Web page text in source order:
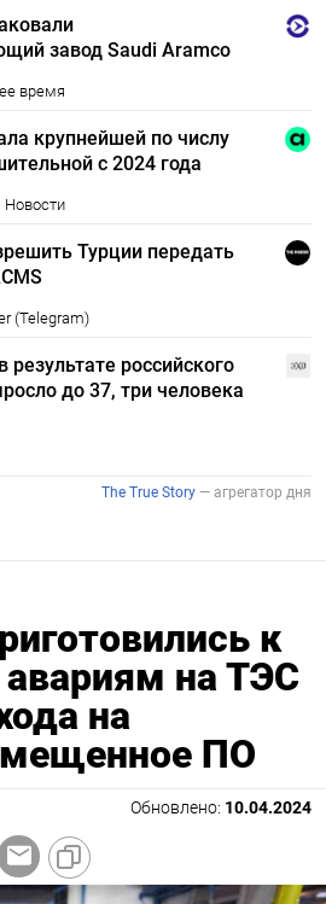
к
на ТЭС
на
ПО
Обновлено: 10.04.2024